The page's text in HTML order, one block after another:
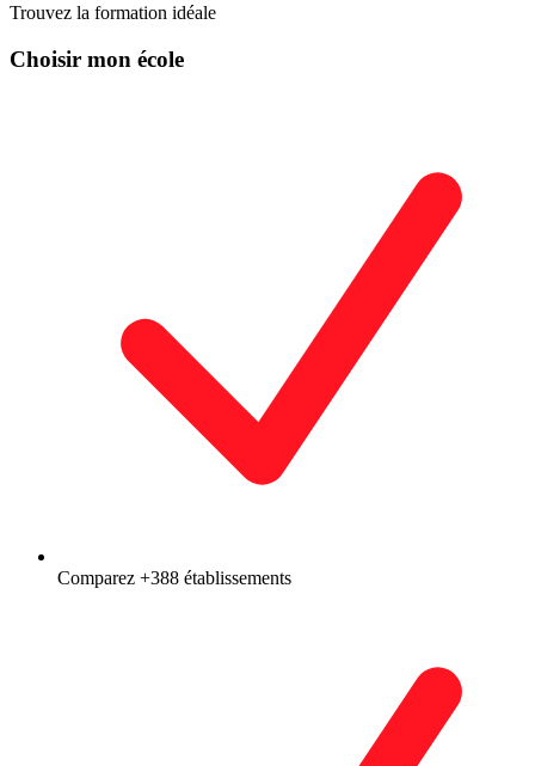
Trouvez la formation idéale
Choisir mon école
Comparez +388 établissements